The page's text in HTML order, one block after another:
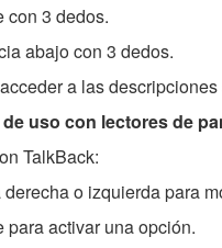
con 3 dedos.
abajo con 3 dedos.
a las
uso con lectores de
TalkBack:
derecha o izquierda para
para activar una opción.